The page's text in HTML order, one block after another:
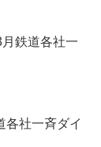
鉄道各社一
各社一斉ダイ